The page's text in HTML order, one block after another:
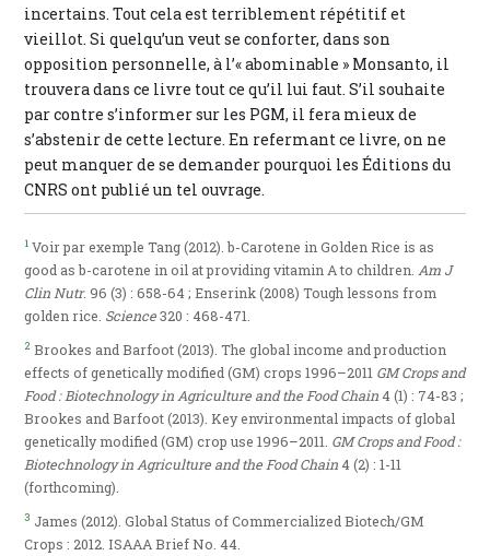
incertains. Tout cela est terriblement répétitif et
vieillot. Si quelqu’un veut se conforter, dans son
opposition personnelle, à l’« abominable » Monsanto, il
trouvera dans ce livre tout ce qu’il lui faut. S’il souhaite
par contre s’informer sur les PGM, il fera mieux de
s’abstenir de cette lecture. En refermant ce livre, on ne
peut manquer de se demander pourquoi les Éditions du
CNRS ont publié un tel ouvrage.
1 Voir par exemple Tang (2012). b-Carotene in Golden Rice is as
good as b-carotene in oil at providing vitamin A to children. Am J
Clin Nutr. 96 (3) : 658-64 ; Enserink (2008) Tough lessons from
golden rice. Science320 : 468-471.
2 Brookes and Barfoot (2013). The global income and production
effects of genetically modified (GM) crops 1996–2011 GM Crops and
Food : Biotechnology in Agriculture and the Food Chain4 (1) : 74-83 ;
Brookes and Barfoot (2013). Key environmental impacts of global
genetically modified (GM) crop use 1996–2011. GM Crops and Food :
Biotechnology in Agriculture and the Food Chain4 (2) : 1-11
(forthcoming).
3 James (2012). Global Status of Commercialized Biotech/GM
Crops : 2012. ISAAA Brief No. 44.